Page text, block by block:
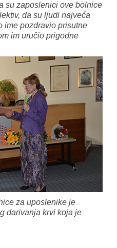
su zaposlenici ove bolnice
da su ljudi najveća
ime pozdravio prisutne
im uručio prigodne
za uposlenike je
darivanja krvi koja je